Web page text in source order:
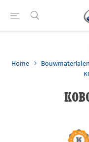
Home
Bouwmaterialen